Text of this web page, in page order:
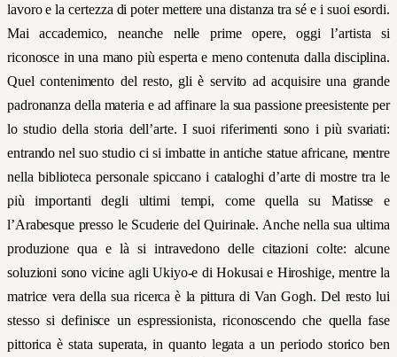
lavoro e la certezza di poter mettere una distanza tra sé e i suoi esordi.
Mai accademico, neanche nelle prime opere, oggi l’artista si
riconosce in una mano più esperta e meno contenuta dalla disciplina.
Quel contenimento del resto, gli è servito ad acquisire una grande
padronanza della materia e ad affinare la sua passione preesistente per
lo studio della storia dell’arte. I suoi riferimenti sono i più svariati:
entrando nel suo studio ci si imbatte in antiche statue africane, mentre
nella biblioteca personale spiccano i cataloghi d’arte di mostre tra le
più importanti degli ultimi tempi, come quella su Matisse e
l’Arabesque presso le Scuderie del Quirinale. Anche nella sua ultima
produzione qua e là si intravedono delle citazioni colte: alcune
soluzioni sono vicine agli Ukiyo-e di Hokusai e Hiroshige, mentre la
matrice vera della sua ricerca è la pittura di Van Gogh. Del resto lui
stesso si definisce un espressionista, riconoscendo che quella fase
pittorica è stata superata, in quanto legata a un periodo storico ben